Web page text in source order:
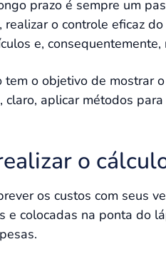
prazo é sempre um
realizar o controle eficaz
e,
tem o objetivo de mostrar
claro, aplicar métodos
o
os custos com seus
e colocadas na ponta do